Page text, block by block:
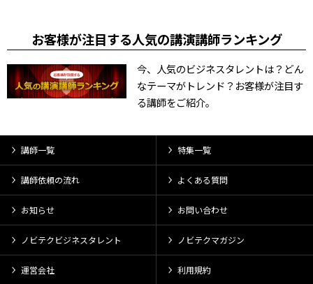
お客様が注目する人気の講演講師ランキング
今、人気のビジネスタレントは？どん
なテーマがトレンド？お客様が注目す
る講師をご紹介。
講師一覧 特集一覧
講師依頼の流れ よくある質問
お知らせ お問い合わせ
ノビテクビジネスタレント ノビテクマガジン
運営会社 利用規約